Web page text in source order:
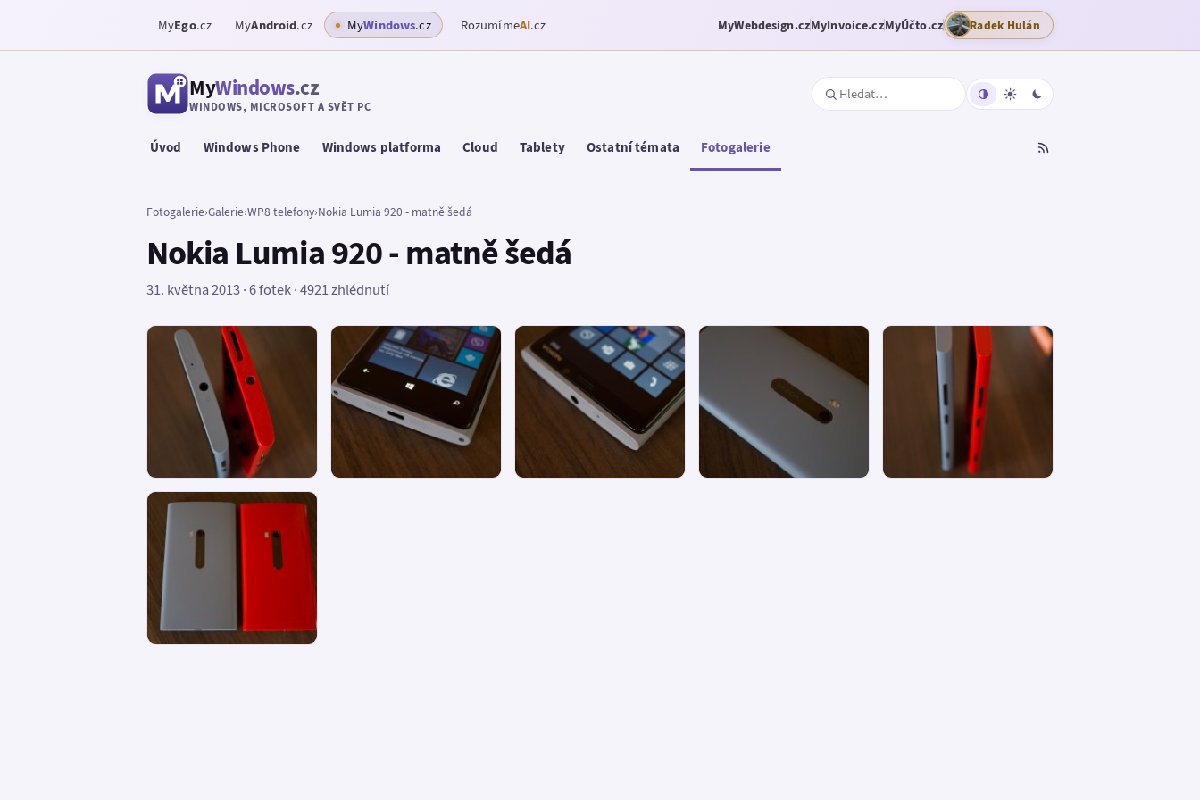
MyEgo.cz MyAndroid.cz MyWindows.cz RozumímeAI.cz MyWebdesign.czMyInvoice.czMyÚčto.cz Radek Hulán
MyWindows.cz
WINDOWS, MICROSOFT A SVĚT PC
Úvod Windows Phone Windows platforma Cloud Tablety Ostatní témata Fotogalerie
Fotogalerie›Galerie›WP8 telefony›Nokia Lumia 920 - matně šedá
Nokia Lumia 920 - matně šedá
31. května 2013 · 6 fotek · 4921 zhlédnutí